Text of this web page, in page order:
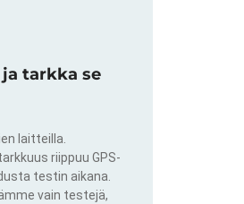
tarkka se
laitteilla.
riippuu GPS-
testin aikana.
vain testejä,